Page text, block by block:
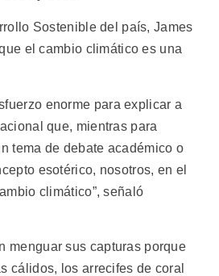
Sostenible del país, James
el cambio climático es una
enorme para explicar a
que, mientras para
tema de debate académico o
esotérico, nosotros, en el
climático”, señaló
menguar sus capturas porque
cálidos, los arrecifes de coral